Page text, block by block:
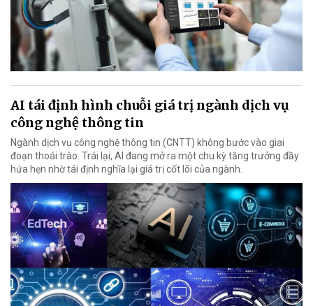
AI tái định hình chuỗi giá trị ngành dịch vụ
công nghệ thông tin
Ngành dịch vụ công nghệ thông tin (CNTT) không bước vào giai
đoạn thoái trào. Trái lại, AI đang mở ra một chu kỳ tăng trưởng đầy
hứa hẹn nhờ tái định nghĩa lại giá trị cốt lõi của ngành.